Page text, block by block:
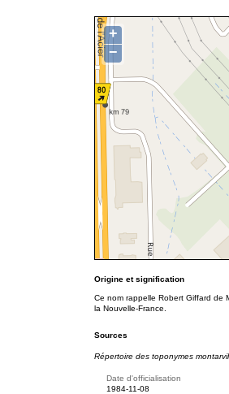
+
−
Origine et signification
Ce nom rappelle Robert Giffard de
la Nouvelle-France.
Sources
Répertoire des toponymes
Date d'officialisation
1984-11-08